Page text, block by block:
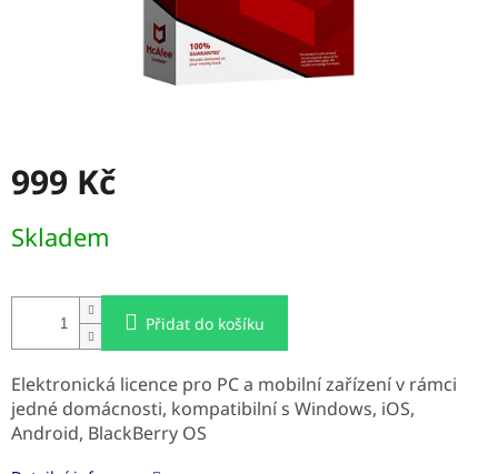
999 Kč
cena:
Skladem
Přidat do košíku
Elektronická licence pro PC a mobilní zařízení v rámci
jedné domácnosti, kompatibilní s Windows, iOS,
Android, BlackBerry OS